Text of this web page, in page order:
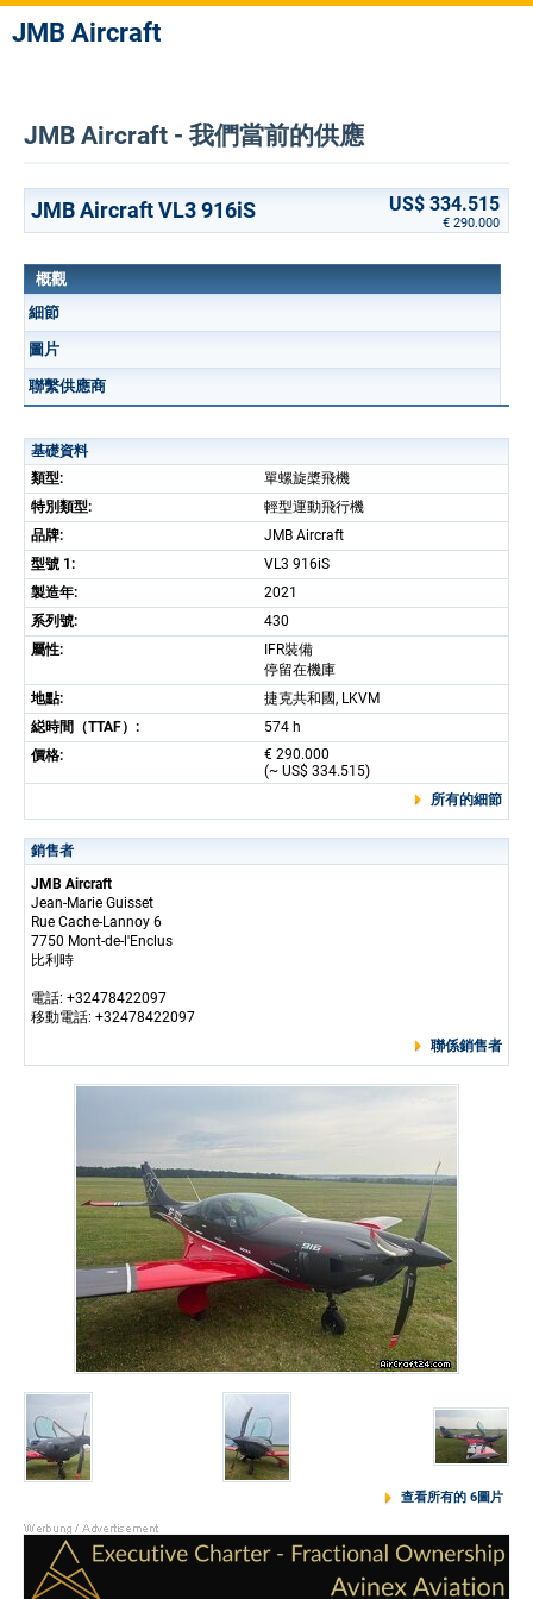
JMB Aircraft
JMB Aircraft - 我們當前的供應
JMB Aircraft VL3 916iS US$ 334.515
€ 290.000
概觀
細節
圖片
聯繫供應商
基礎資料
類型:
單螺旋槳飛機
特別類型:
輕型運動飛行機
品牌:
JMB Aircraft
型號 1:
VL3 916iS
製造年:
2021
系列號:
430
屬性:
IFR裝備
停留在機庫
地點:
捷克共和國, LKVM
縂時間（TTAF）:
574 h
價格:
€ 290.000
(~ US$ 334.515)
所有的細節
銷售者
JMB Aircraft
Jean-Marie Guisset
Rue Cache-Lannoy 6
7750 Mont-de-l'Enclus
比利時
電話: +32478422097
移動電話: +32478422097
聯係銷售者
查看所有的 6圖片